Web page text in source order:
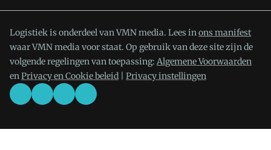
Logistiek is onderdeel van VMN media. Lees inons manifest
waar VMN media voor staat. Op gebruik van deze site zijn de
volgende regelingen van toepassing: Algemene Voorwaarden
enPrivacy en Cookie beleid Privacy instellingen